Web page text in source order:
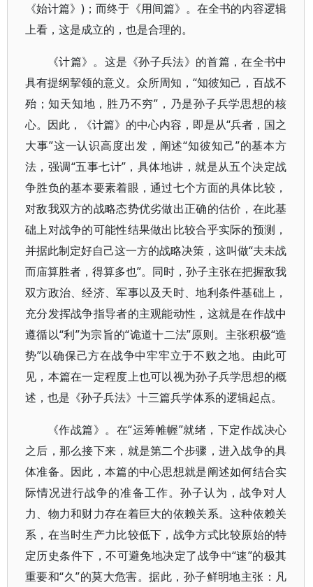
《始计篇》)；而终于《用间篇》。在全书的内容逻辑
上看，这是成立的，也是合理的。
《计篇》。这是《孙子兵法》的首篇，在全书中
具有提纲挈领的意义。众所周知，“知彼知己，百战不
殆；知天知地，胜乃不穷”，乃是孙子兵学思想的核
心。因此，《计篇》的中心内容，即是从“兵者，国之
大事”这一认识高度出发，阐述“知彼知己”的基本方
法，强调“五事七计”，具体地讲，就是从五个决定战
争胜负的基本要素着眼，通过七个方面的具体比较，
对敌我双方的战略态势优劣做出正确的估价，在此基
础上对战争的可能性结果做出比较合乎实际的预测，
并据此制定好自己这一方的战略决策，这叫做“夫未战
而庙算胜者，得算多也”。同时，孙子主张在把握敌我
双方政治、经济、军事以及天时、地利条件基础上，
充分发挥战争指导者的主观能动性，这就是在作战中
遵循以“利”为宗旨的“诡道十二法”原则。主张积极“造
势”以确保己方在战争中牢牢立于不败之地。由此可
见，本篇在一定程度上也可以视为孙子兵学思想的概
述，也是《孙子兵法》十三篇兵学体系的逻辑起点。
《作战篇》。在“运筹帷幄”就绪，下定作战决心
之后，那么接下来，就是第二个步骤，进入战争的具
体准备。因此，本篇的中心思想就是阐述如何结合实
际情况进行战争的准备工作。孙子认为，战争对人
力、物力和财力存在着巨大的依赖关系。这种依赖关
系，在当时生产力比较低下，战争方式比较原始的特
定历史条件下，不可避免地决定了战争中“速”的极其
重要和“久”的莫大危害。据此，孙子鲜明地主张：凡